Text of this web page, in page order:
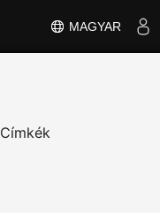
MAGYAR
Címkék